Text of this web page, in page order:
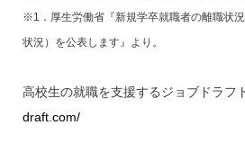
※1．厚生労働省『新規学卒就職者の離職状
状況）を公表します』より。
高校生の就職を支援するジョブドラフ
draft.com/